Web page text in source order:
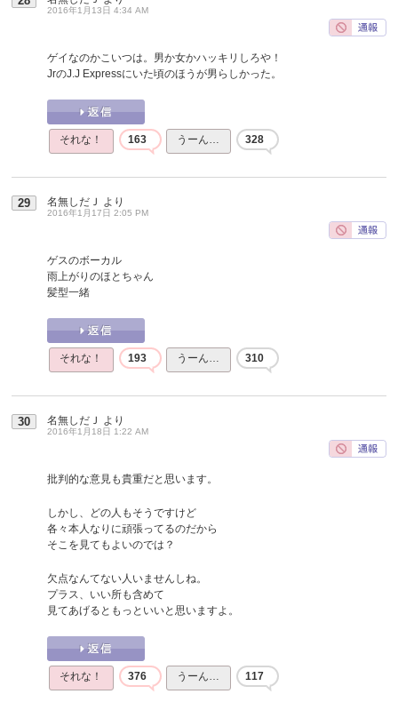
2016年1月13日 4:34 AM
ゲイなのかこいつは。男か女かハッキリしろや！
JrのJ.J Expressにいた頃のほうが男らしかった。
それな！ 163 うーん… 328
29 名無しだＪ より
2016年1月17日 2:05 PM
ゲスのボーカル
雨上がりのほとちゃん
髪型一緒
それな！ 193 うーん… 310
30 名無しだＪ より
2016年1月18日 1:22 AM
批判的な意見も貴重だと思います。
しかし、どの人もそうですけど
各々本人なりに頑張ってるのだから
そこを見てもよいのでは？
欠点なんてない人いませんしね。
プラス、いい所も含めて
見てあげるともっといいと思いますよ。
それな！ 376 うーん… 117